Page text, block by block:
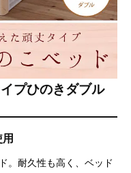
プひのきダブル
。耐久性も高く、ベッド